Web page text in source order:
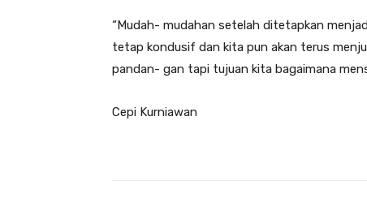
“Mudah- mudahan setelah ditetapkan
tetap kondusif dan kita pun akan terus
pandan- gan tapi tujuan kita bagaimana
Cepi Kurniawan